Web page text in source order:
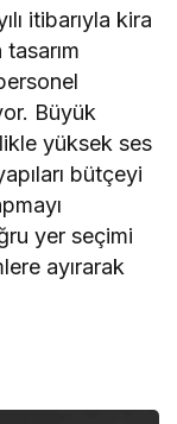
itibarıyla kira
Büyük
yüksek ses
bütçeyi
yer seçimi
ayırarak